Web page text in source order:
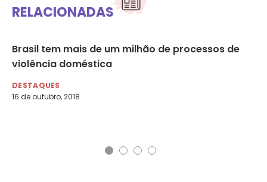
RELACIONADAS
Brasil tem mais de um milhão de processos de
violência doméstica
DESTAQUES
16 de outubro, 2018